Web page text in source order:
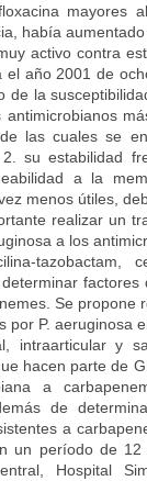
mayores
había
activo contra
año 2001 de
la
las cuales se
su estabilidad
a la
menos útiles,
realizar un
a los
tazobactam,
factores
Se propone
por P. aeruginosa
intraarticular y
hacen parte de
a
de
a
un período de
Hospital